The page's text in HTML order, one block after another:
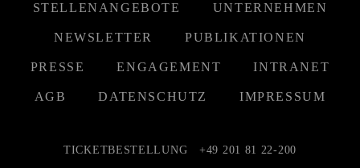
STELLENANGEBOTE UNTERNEHMEN
NEWSLETTER PUBLIKATIONEN
PRESSE ENGAGEMENT INTRANET
AGB DATENSCHUTZ IMPRESSUM
TICKETBESTELLUNG +49 201 81 22-200